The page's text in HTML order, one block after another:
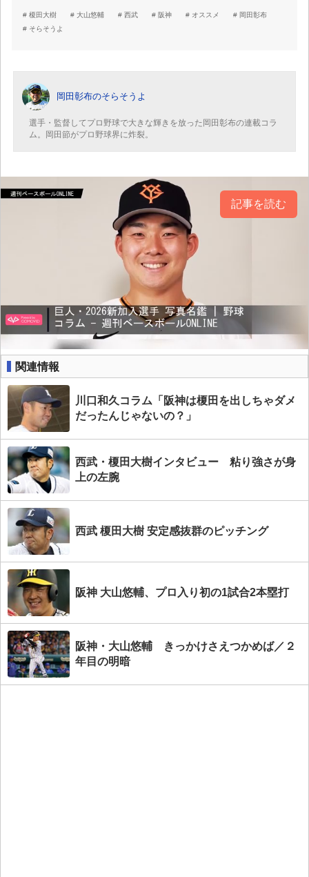
榎田大樹 大山悠輔 西武 阪神 オススメ
岡田彰布
そらそうよ
岡田彰布のそらそうよ
選手・監督してプロ野球で大きな輝きを放った岡田彰布の連載コラ
ム。岡田節がプロ野球界に炸裂。
記事を読む
関連情報
川口和久コラム「阪神は榎田を出しちゃダメ
だったんじゃないの？」
西武・榎田大樹インタビュー 粘り強さが身
上の左腕
西武 榎田大樹 安定感抜群のピッチング
阪神 大山悠輔、プロ入り初の1試合2本塁打
阪神・大山悠輔 きっかけさえつかめば／２
年目の明暗